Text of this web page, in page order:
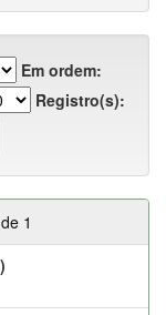
Em ordem:
Registro(s):
1